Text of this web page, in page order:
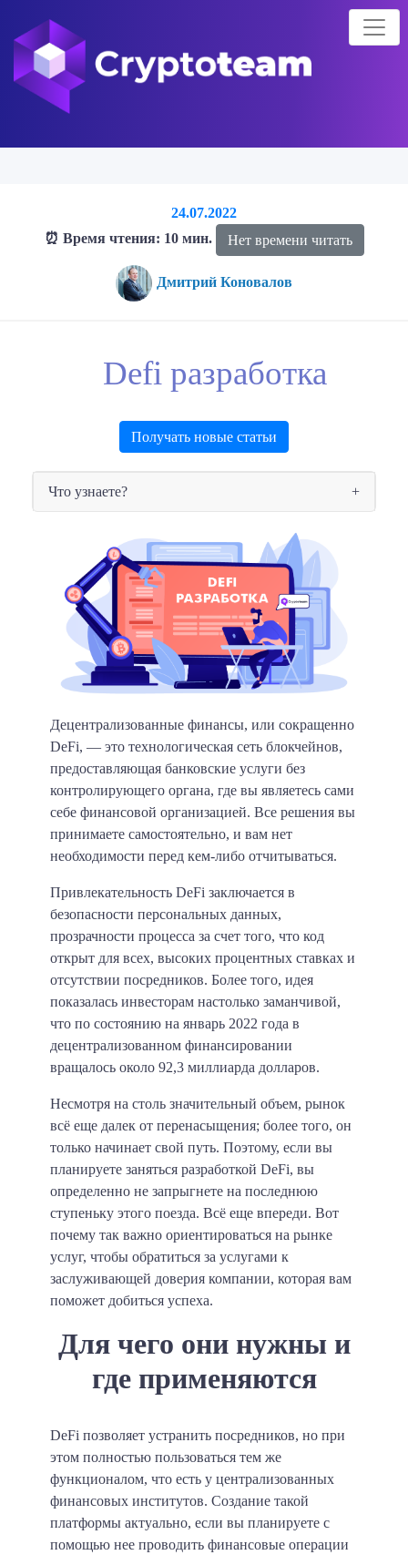
24.07.2022
⏰ Время чтения: 10 мин.
Нет времени читать
Дмитрий Коновалов
Defi разработка
Получать новые статьи
Что узнаете?
Децентрализованные финансы, или сокращенно
DeFi, — это технологическая сеть блокчейнов,
предоставляющая банковские услуги без
контролирующего органа, где вы являетесь сами
себе финансовой организацией. Все решения вы
принимаете самостоятельно, и вам нет
необходимости перед кем-либо отчитываться.
Привлекательность DeFi заключается в
безопасности персональных данных,
прозрачности процесса за счет того, что код
открыт для всех, высоких процентных ставках и
отсутствии посредников. Более того, идея
показалась инвесторам настолько заманчивой,
что по состоянию на январь 2022 года в
децентрализованном финансировании
вращалось около 92,3 миллиарда долларов.
Несмотря на столь значительный объем, рынок
всё еще далек от перенасыщения; более того, он
только начинает свой путь. Поэтому, если вы
планируете заняться разработкой DeFi, вы
определенно не запрыгнете на последнюю
ступеньку этого поезда. Всё еще впереди. Вот
почему так важно ориентироваться на рынке
услуг, чтобы обратиться за услугами к
заслуживающей доверия компании, которая вам
поможет добиться успеха.
Для чего они нужны и
где применяются
DeFi позволяет устранить посредников, но при
этом полностью пользоваться тем же
функционалом, что есть у централизованных
финансовых институтов. Создание такой
платформы актуально, если вы планируете с
помощью нее проводить финансовые операции